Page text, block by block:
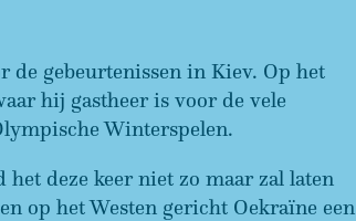
de gebeurtenissen in Kiev. Op het
hij gastheer is voor de vele
Winterspelen.
deze keer niet zo maar zal laten
op het Westen gericht Oekraïne een